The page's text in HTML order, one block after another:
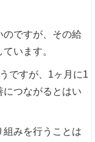
のですが、その給
います。
ですが、1ヶ月に1
つながるとはい
組みを行うことは